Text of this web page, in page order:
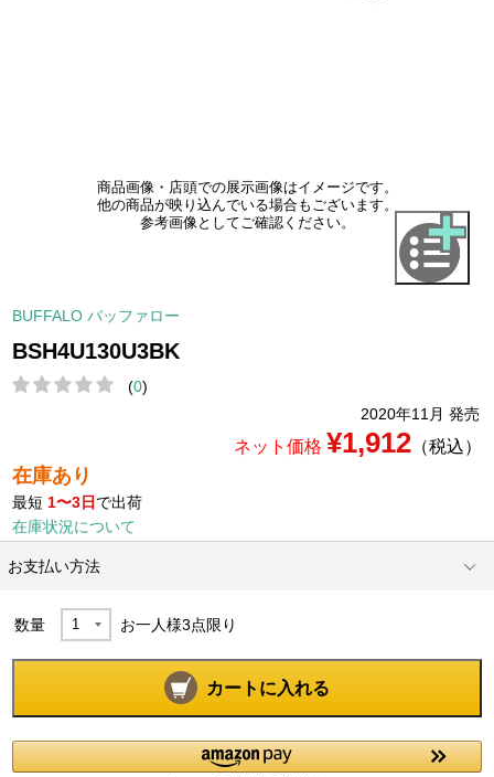
商品画像・店頭での展示画像はイメージです。
他の商品が映り込んでいる場合もございます。
参考画像としてご確認ください。
BUFFALO バッファロー
BSH4U130U3BK
(0)
2020年11月 発売
ネット価格 ¥1,912（税込）
在庫あり
最短 1〜3日 で出荷
在庫状況について
お支払い方法
数量 お一人様3点限り
カートに入れる